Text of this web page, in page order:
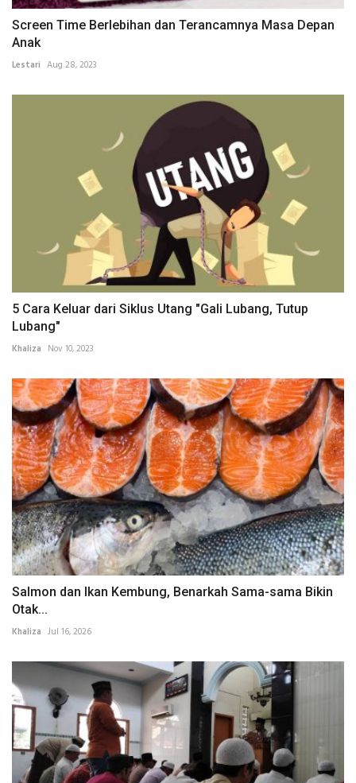
Screen Time Berlebihan dan Terancamnya Masa Depan
Anak
Lestari Aug 28, 2023
5 Cara Keluar dari Siklus Utang "Gali Lubang, Tutup
Lubang"
Khaliza Nov 10, 2023
Salmon dan Ikan Kembung, Benarkah Sama-sama Bikin
Otak...
Khaliza Jul 16, 2026